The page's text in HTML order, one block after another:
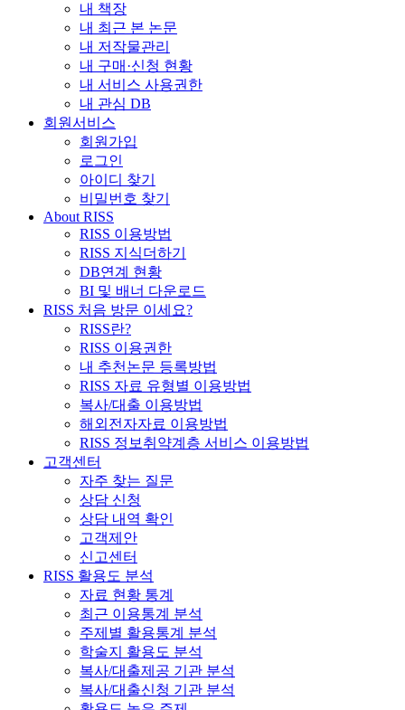
내 책장
내 최근 본 논문
내 저작물관리
내 구매·신청 현황
내 서비스 사용권한
내 관심 DB
회원서비스
회원가입
로그인
아이디 찾기
비밀번호 찾기
About RISS
RISS 이용방법
RISS 지식더하기
DB연계 현황
BI 및 배너 다운로드
RISS 처음 방문 이세요?
RISS란?
RISS 이용권한
내 추천논문 등록방법
RISS 자료 유형별 이용방법
복사/대출 이용방법
해외전자자료 이용방법
RISS 정보취약계층 서비스 이용방법
고객센터
자주 찾는 질문
상담 신청
상담 내역 확인
고객제안
신고센터
RISS 활용도 분석
자료 현황 통계
최근 이용통계 분석
주제별 활용통계 분석
학술지 활용도 분석
복사/대출제공 기관 분석
복사/대출신청 기관 분석